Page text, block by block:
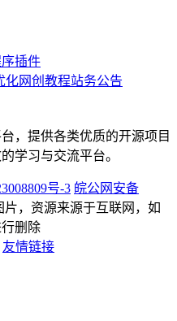
插件
化网创教程站务公告
，提供各类优质的开源项目
学习与交流平台。
号-3 皖公网安备
片，资源来源于互联网，如
删除
友情链接